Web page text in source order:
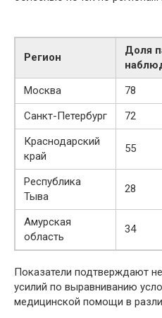
Регион
Доля
Москва
78
Санкт-Петербург
72
Краснодарский
край
55
Республика
Тыва
28
Амурская
область
34
Показатели подтверждают
усилий по выравниванию
медицинской помощи в